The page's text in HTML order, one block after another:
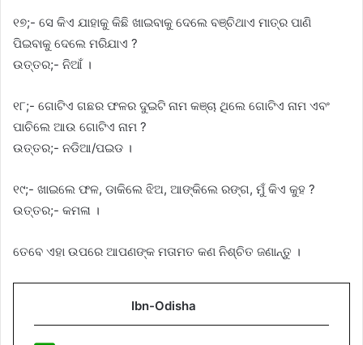
୧୭;- ସେ କିଏ ଯାହାକୁ କିଛି ଖାଇବାକୁ ଦେଲେ ବଞ୍ଚିଥାଏ ମାତ୍ର ପାଣି
ପିଇବାକୁ ଦେଲେ ମରିଯାଏ ?
ଉତ୍ତର;- ନିଆଁ ।
୧୮;- ଗୋଟିଏ ଗଛର ଫଳର ଦୁଇଟି ନାମ କଞ୍ଚା ଥିଲେ ଗୋଟିଏ ନାମ ଏବଂ
ପାଚିଲେ ଆଉ ଗୋଟିଏ ନାମ ?
ଉତ୍ତର;- ନଡିଆ/ପଇଡ ।
୧୯;- ଖାଇଲେ ଫଳ, ଡାକିଲେ ଝିଅ, ଆଙ୍କିଲେ ରଙ୍ଗ, ମୁଁ କିଏ କୁହ ?
ଉତ୍ତର;- କମଳା ।
ତେବେ ଏହା ଉପରେ ଆପଣଙ୍କ ମତାମତ କଣ ନିଶ୍ଚିତ ଜଣାନ୍ତୁ ।
Ibn-Odisha